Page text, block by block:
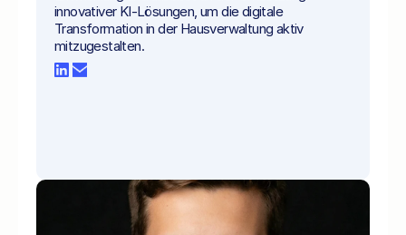
innovativer KI-Lösungen, um die digitale
Transformation in der Hausverwaltung aktiv
mitzugestalten.